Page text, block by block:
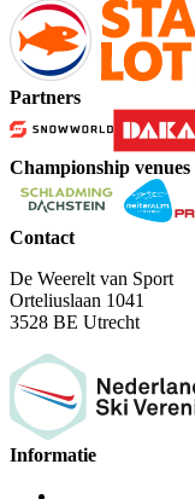
Partners
Championship venues
Contact
De Weerelt van Sport
Orteliuslaan 1041
3528 BE Utrecht
Informatie